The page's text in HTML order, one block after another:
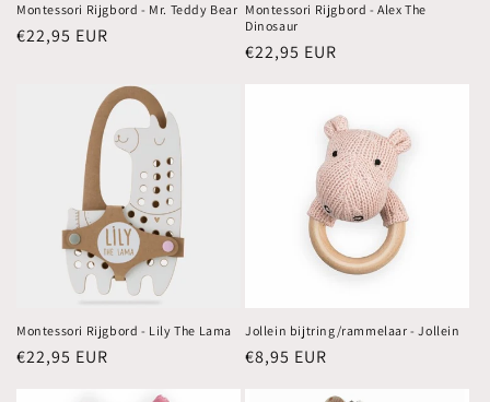
Montessori Rijgbord - Mr. Teddy Bear
Normale
€22,95 EUR
Montessori Rijgbord - Alex The
Dinosaur
Normale
€22,95 EUR
Montessori Rijgbord - Lily The Lama
Normale
€22,95 EUR
Jollein bijtring/rammelaar - Jollein
Normale
€8,95 EUR